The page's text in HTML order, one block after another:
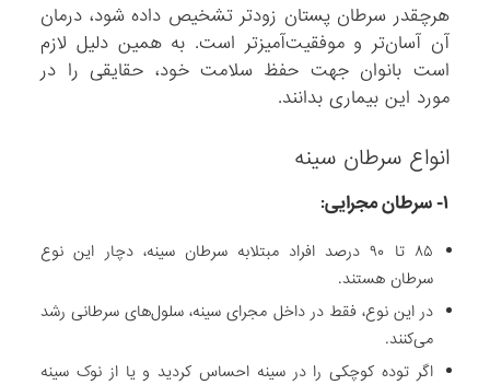
هرچقدر سرطان پستان زودتر تشخیص داده شود، درمان
آن آسان‌تر و موفقیت‌آمیزتر است. به همین دلیل لازم
است بانوان جهت حفظ سلامت خود، حقایقی را در
مورد این بیماری بدانند.
انواع سرطان سینه
۱- سرطان مجرایی:
۸۵ تا ۹۰ درصد افراد مبتلابه سرطان سینه، دچار این نوع
سرطان هستند.
در این نوع، فقط در داخل مجرای سینه، سلول‌های سرطانی رشد
می‌کنند.
اگر توده کوچکی را در سینه احساس کردید و یا از نوک سینه